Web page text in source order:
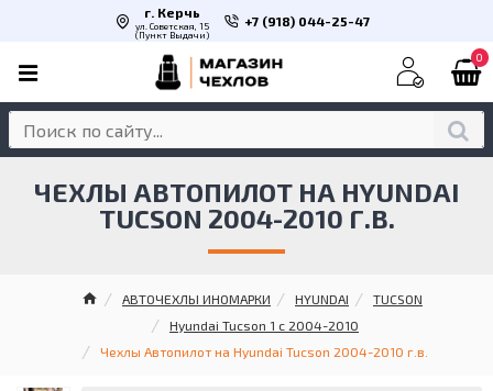
г. Керчь
ул. Советская, 15
(Пункт Выдачи)
+7 (918) 044-25-47
0
АВТОЧЕХЛЫ ИНОМАРКИ HYUNDAI
TUCSON
Hyundai Tucson 1 с 2004-2010
Чехлы Автопилот на Hyundai Tucson 2004-2010 г.в.
ЧЕХЛЫ АВТОПИЛОТ НА HYUNDAI
TUCSON 2004-2010 Г.В.